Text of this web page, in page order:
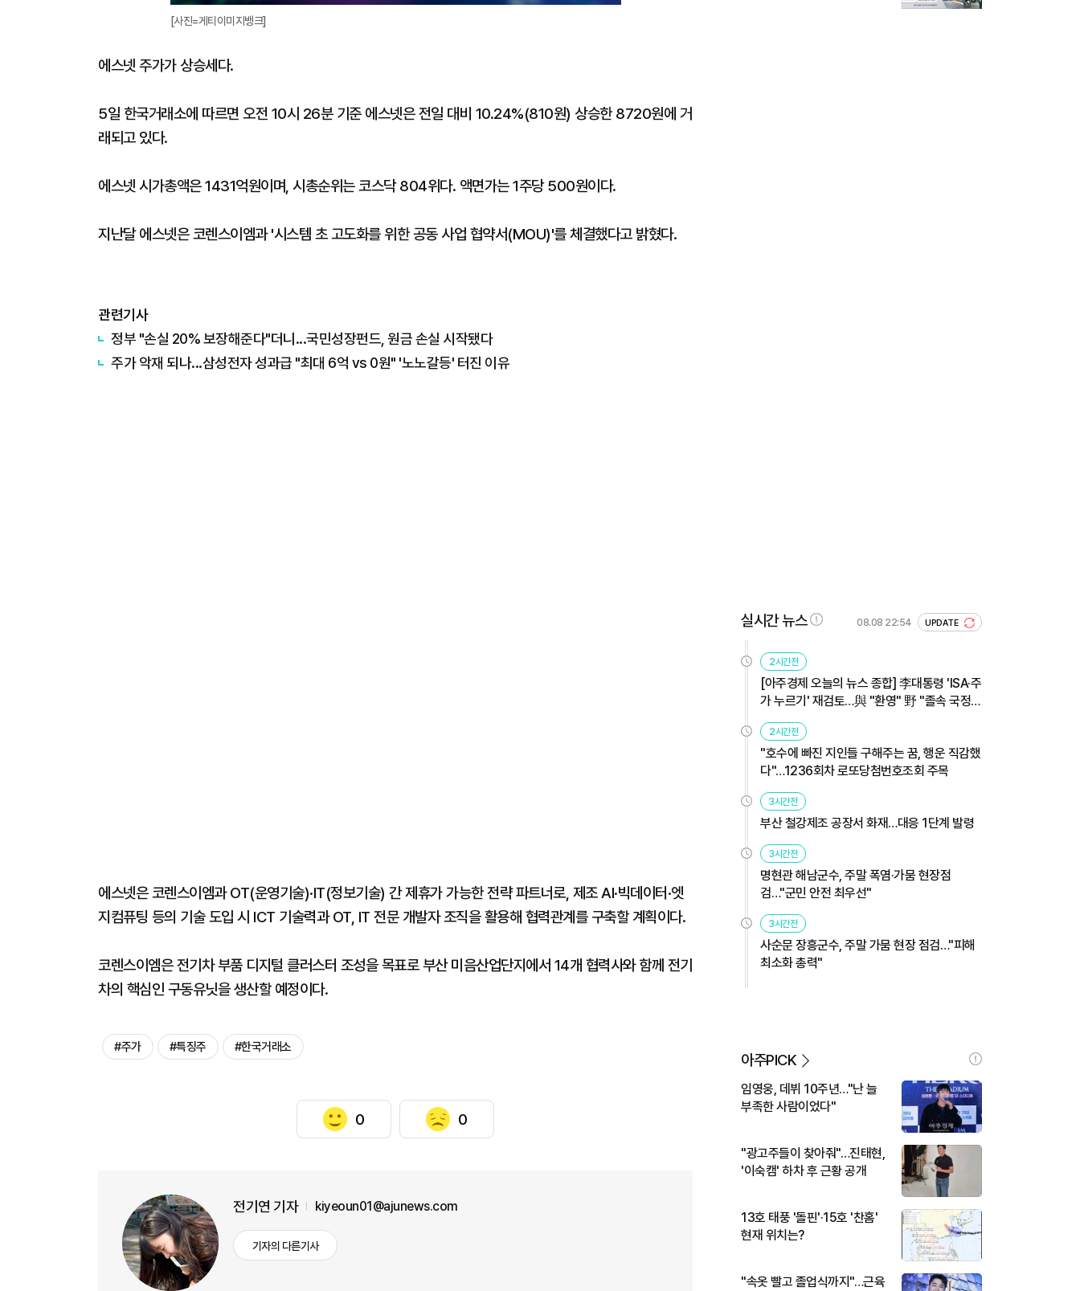
[사진=게티이미지뱅크]
에스넷 주가가 상승세다.
5일 한국거래소에 따르면 오전 10시 26분 기준 에스넷은 전일 대비 10.24%(810원) 상승한 8720원에 거
래되고 있다.
에스넷 시가총액은 1431억원이며, 시총순위는 코스닥 804위다. 액면가는 1주당 500원이다.
지난달 에스넷은 코렌스이엠과 '시스템 초 고도화를 위한 공동 사업 협약서(MOU)'를 체결했다고 밝혔다.
관련기사
정부 "손실 20% 보장해준다"더니...국민성장펀드, 원금 손실 시작됐다
주가 악재 되나...삼성전자 성과급 "최대 6억 vs 0원" '노노갈등' 터진 이유
에스넷은 코렌스이엠과 OT(운영기술)·IT(정보기술) 간 제휴가 가능한 전략 파트너로, 제조 AI·빅데이터·엣
지컴퓨팅 등의 기술 도입 시 ICT 기술력과 OT, IT 전문 개발자 조직을 활용해 협력관계를 구축할 계획이다.
코렌스이엠은 전기차 부품 디지털 클러스터 조성을 목표로 부산 미음산업단지에서 14개 협력사와 함께 전기
차의 핵심인 구동유닛을 생산할 예정이다.
#주가 #특징주 #한국거래소
0 0
전기연 기자 kiyeoun01@ajunews.com
기자의 다른기사
실시간 뉴스 08.08 22:54 UPDATE
2시간전
[아주경제 오늘의 뉴스 종합] 李대통령 'ISA·주
가 누르기' 재검토…與 "환영" 野 "졸속 국정"
外
2시간전
"호수에 빠진 지인들 구해주는 꿈, 행운 직감했
다"…1236회차 로또당첨번호조회 주목
3시간전
부산 철강제조 공장서 화재…대응 1단계 발령
3시간전
명현관 해남군수, 주말 폭염·가뭄 현장점
검…"군민 안전 최우선"
3시간전
사순문 장흥군수, 주말 가뭄 현장 점검…"피해
최소화 총력"
아주PICK
임영웅, 데뷔 10주년…"난 늘
부족한 사람이었다"
"광고주들이 찾아줘"…진태현,
'이숙캠' 하차 후 근황 공개
13호 태풍 '돌핀'·15호 '찬홈'
현재 위치는?
"속옷 빨고 졸업식까지"…근육